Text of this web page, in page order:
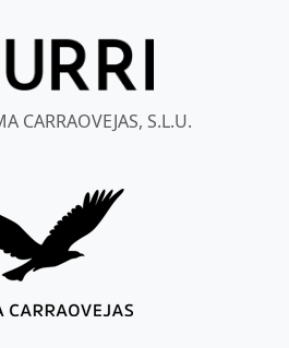
CARRAOVEJAS, S.L.U.